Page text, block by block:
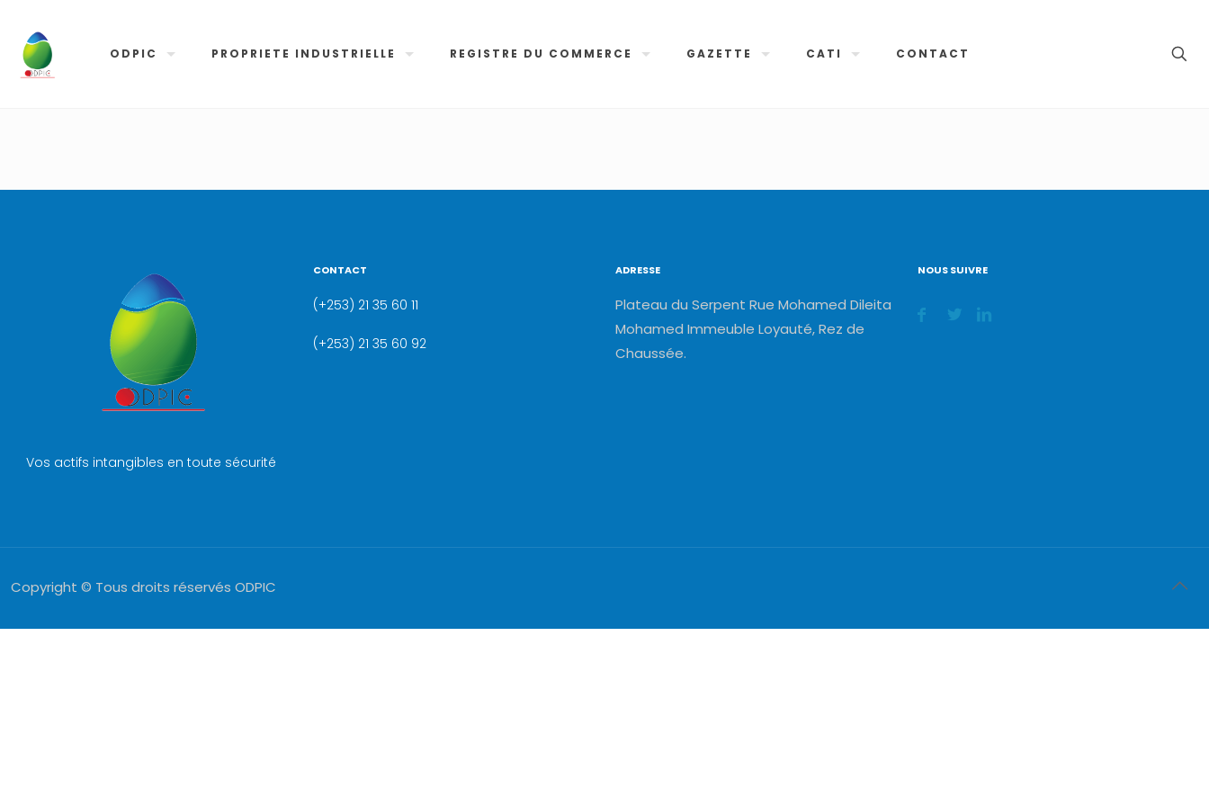
ODPIC PROPRIETE INDUSTRIELLE REGISTRE DU COMMERCE GAZETTE CATI CONTACT
Vos actifs intangibles en toute sécurité
CONTACT
(+253) 21 35 60 11
(+253) 21 35 60 92
ADRESSE
Plateau du Serpent Rue Mohamed Dileita
Mohamed Immeuble Loyauté, Rez de
Chaussée.
NOUS SUIVRE
Copyright © Tous droits réservés ODPIC